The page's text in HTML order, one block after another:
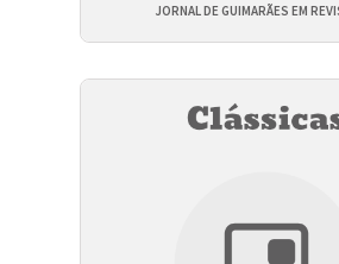
JORNAL DE GUIMARÃES EM